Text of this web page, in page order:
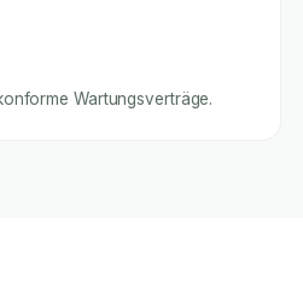
Wartungsverträge.